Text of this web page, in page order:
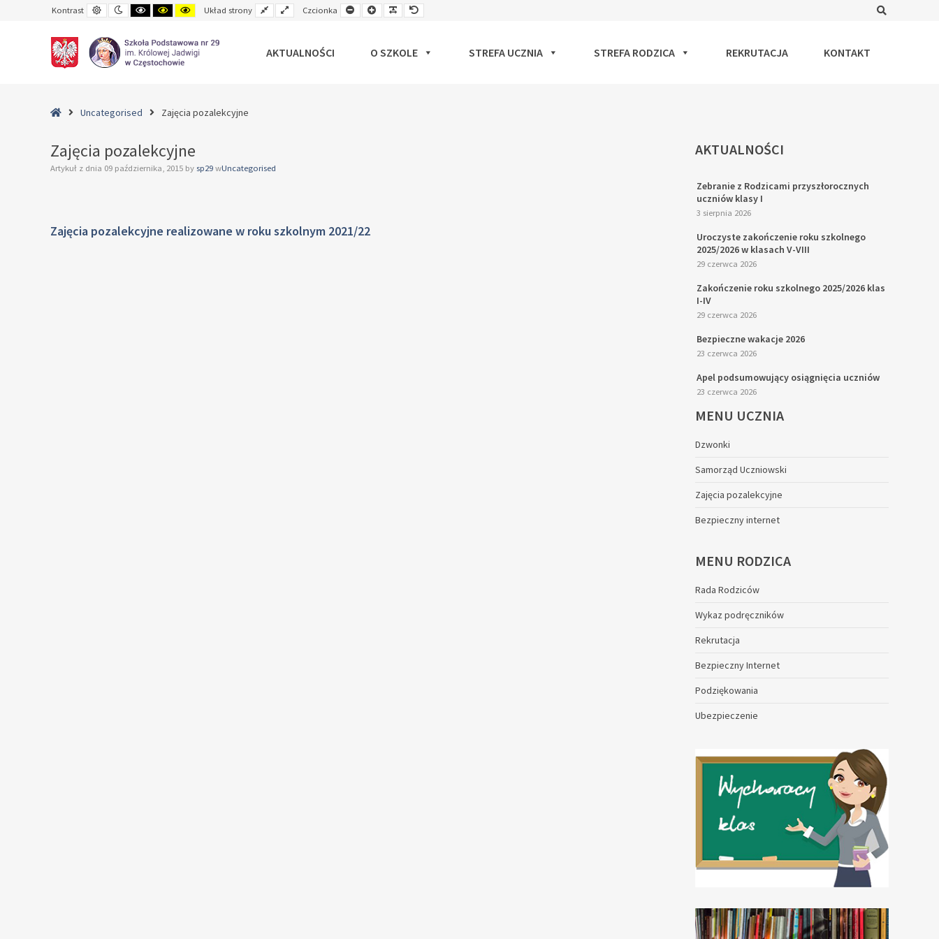
Kontrast
Default
contrast
Night
contrast
Black
and
Black
and
Yellow
and
Układ strony
Fixed
layout
Wide
layout
Czcionka
Smaller
Font
Larger
Font
Readable
Font
Default
Font
AKTUALNOŚCI O SZKOLE STREFA UCZNIA STREFA RODZICA REKRUTACJA KONTAKT
HomeUncategorised Zajęcia pozalekcyjne
Zajęcia pozalekcyjne
Artykuł z dnia 09 października, 2015 by sp29 wUncategorised
Zajęcia pozalekcyjne realizowane w roku szkolnym 2021/22
AKTUALNOŚCI
Zebranie z Rodzicami przyszłorocznych
uczniów klasy I
3 sierpnia 2026
Uroczyste zakończenie roku szkolnego
2025/2026 w klasach V-VIII
29 czerwca 2026
Zakończenie roku szkolnego 2025/2026 klas
I-IV
29 czerwca 2026
Bezpieczne wakacje 2026
23 czerwca 2026
Apel podsumowujący osiągnięcia uczniów
23 czerwca 2026
MENU UCZNIA
Dzwonki
Samorząd Uczniowski
Zajęcia pozalekcyjne
Bezpieczny internet
MENU RODZICA
Rada Rodziców
Wykaz podręczników
Rekrutacja
Bezpieczny Internet
Podziękowania
Ubezpieczenie